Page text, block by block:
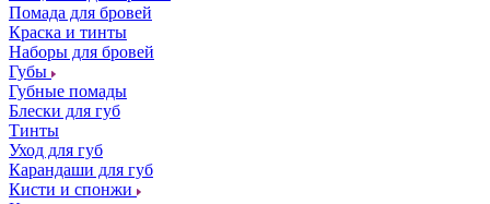
Помада для бровей
Краска и тинты
Наборы для бровей
Губы
Губные помады
Блески для губ
Тинты
Уход для губ
Карандаши для губ
Кисти и спонжи